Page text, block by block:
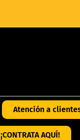
Atención a
¡CONTRATA AQUÍ!